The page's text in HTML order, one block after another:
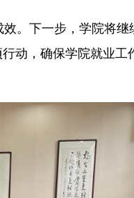
。下一步，学院将继
动，确保学院就业工